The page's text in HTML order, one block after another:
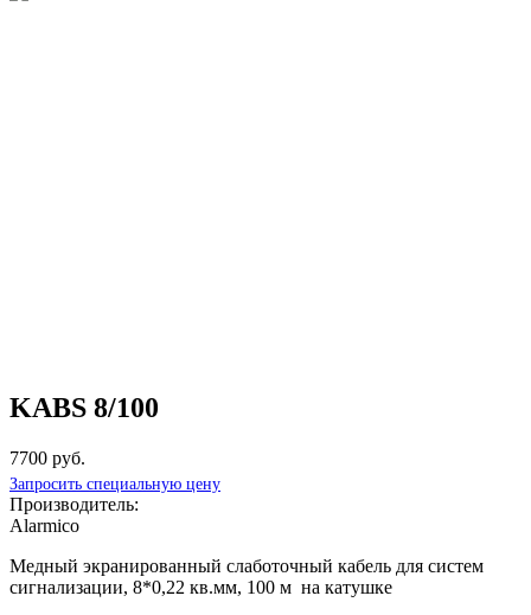
KABS 8/100
7700 руб.
Запросить специальную цену
Производитель:
Alarmico
Медный экранированный слаботочный кабель для систем
сигнализации, 8*0,22 кв.мм, 100 м на катушке